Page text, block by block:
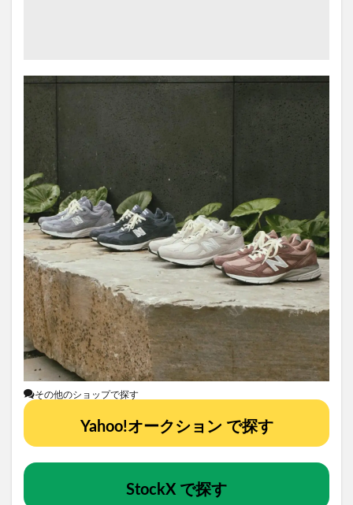
その他のショップで探す
Yahoo!オークション で探す
StockX で探す